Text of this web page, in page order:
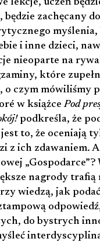
zachęcany do
myślenia,
i inne dzieci,
nieoparte na
które
o czym mówiliśmy
w książcePod
podkreśla, że
to, że oceniają
z ich zdawaniem.
„Gospodarce”?
nagrody trafią
wiedzą, jak
do bystrych